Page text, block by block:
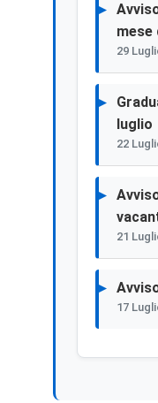
mese
29
luglio
22
21
17